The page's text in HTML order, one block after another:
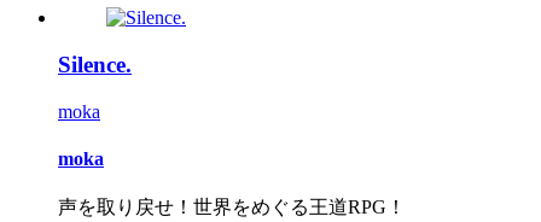
Silence.
moka
moka
声を取り戻せ！世界をめぐる王道RPG！